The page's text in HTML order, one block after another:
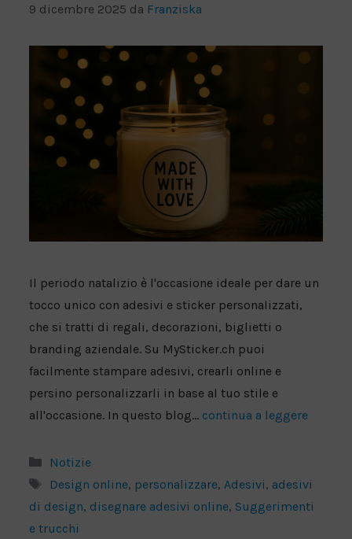
9 dicembre 2025 da Franziska
Il periodo natalizio è l'occasione ideale per dare un
tocco unico con adesivi e sticker personalizzati,
che si tratti di regali, decorazioni, biglietti o
branding aziendale. Su MySticker.ch puoi
facilmente stampare adesivi, crearli online e
persino personalizzarli in base al tuo stile e
all'occasione. In questo blog... continua a leggere
Categorie
Notizie
Tag
Design online, personalizzare, Adesivi, adesivi
di design, disegnare adesivi online, Suggerimenti
e trucchi